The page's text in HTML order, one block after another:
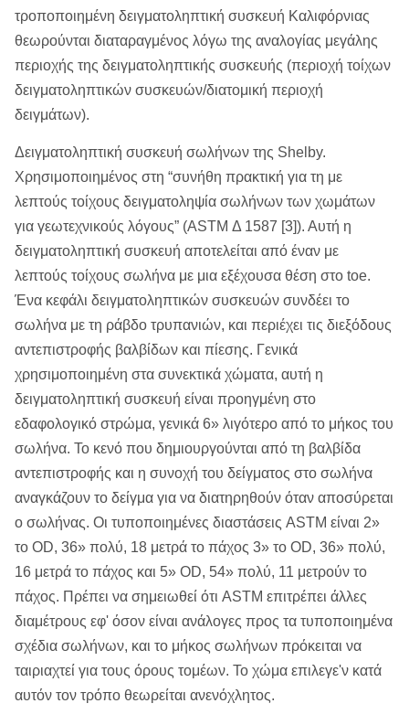
τροποποιημένη δειγματοληπτική συσκευή Καλιφόρνιας
θεωρούνται διαταραγμένος λόγω της αναλογίας μεγάλης
περιοχής της δειγματοληπτικής συσκευής (περιοχή τοίχων
δειγματοληπτικών συσκευών/διατομική περιοχή
δειγμάτων).
Δειγματοληπτική συσκευή σωλήνων της Shelby.
Χρησιμοποιημένος στη “συνήθη πρακτική για τη με
λεπτούς τοίχους δειγματοληψία σωλήνων των χωμάτων
για γεωτεχνικούς λόγους” (ASTM Δ 1587 [3]). Αυτή η
δειγματοληπτική συσκευή αποτελείται από έναν με
λεπτούς τοίχους σωλήνα με μια εξέχουσα θέση στο toe.
Ένα κεφάλι δειγματοληπτικών συσκευών συνδέει το
σωλήνα με τη ράβδο τρυπανιών, και περιέχει τις διεξόδους
αντεπιστροφής βαλβίδων και πίεσης. Γενικά
χρησιμοποιημένη στα συνεκτικά χώματα, αυτή η
δειγματοληπτική συσκευή είναι προηγμένη στο
εδαφολογικό στρώμα, γενικά 6» λιγότερο από το μήκος του
σωλήνα. Το κενό που δημιουργούνται από τη βαλβίδα
αντεπιστροφής και η συνοχή του δείγματος στο σωλήνα
αναγκάζουν το δείγμα για να διατηρηθούν όταν αποσύρεται
ο σωλήνας. Οι τυποποιημένες διαστάσεις ASTM είναι 2»
το OD, 36» πολύ, 18 μετρά το πάχος 3» το OD, 36» πολύ,
16 μετρά το πάχος και 5» OD, 54» πολύ, 11 μετρούν το
πάχος. Πρέπει να σημειωθεί ότι ASTM επιτρέπει άλλες
διαμέτρους εφ' όσον είναι ανάλογες προς τα τυποποιημένα
σχέδια σωλήνων, και το μήκος σωλήνων πρόκειται να
ταιριαχτεί για τους όρους τομέων. Το χώμα επιλεγε'ν κατά
αυτόν τον τρόπο θεωρείται ανενόχλητος.